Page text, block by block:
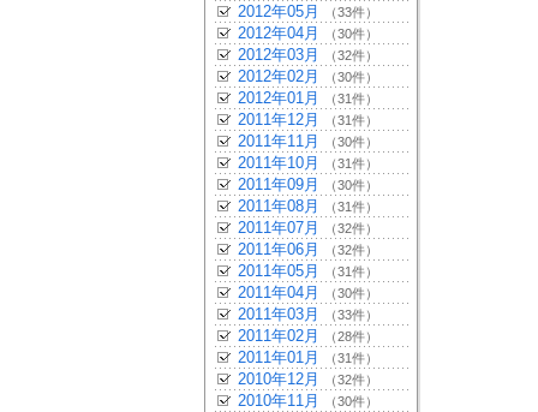
2012年05月 （33件）
2012年04月 （30件）
2012年03月 （32件）
2012年02月 （30件）
2012年01月 （31件）
2011年12月 （31件）
2011年11月 （30件）
2011年10月 （31件）
2011年09月 （30件）
2011年08月 （31件）
2011年07月 （32件）
2011年06月 （32件）
2011年05月 （31件）
2011年04月 （30件）
2011年03月 （33件）
2011年02月 （28件）
2011年01月 （31件）
2010年12月 （32件）
2010年11月 （30件）